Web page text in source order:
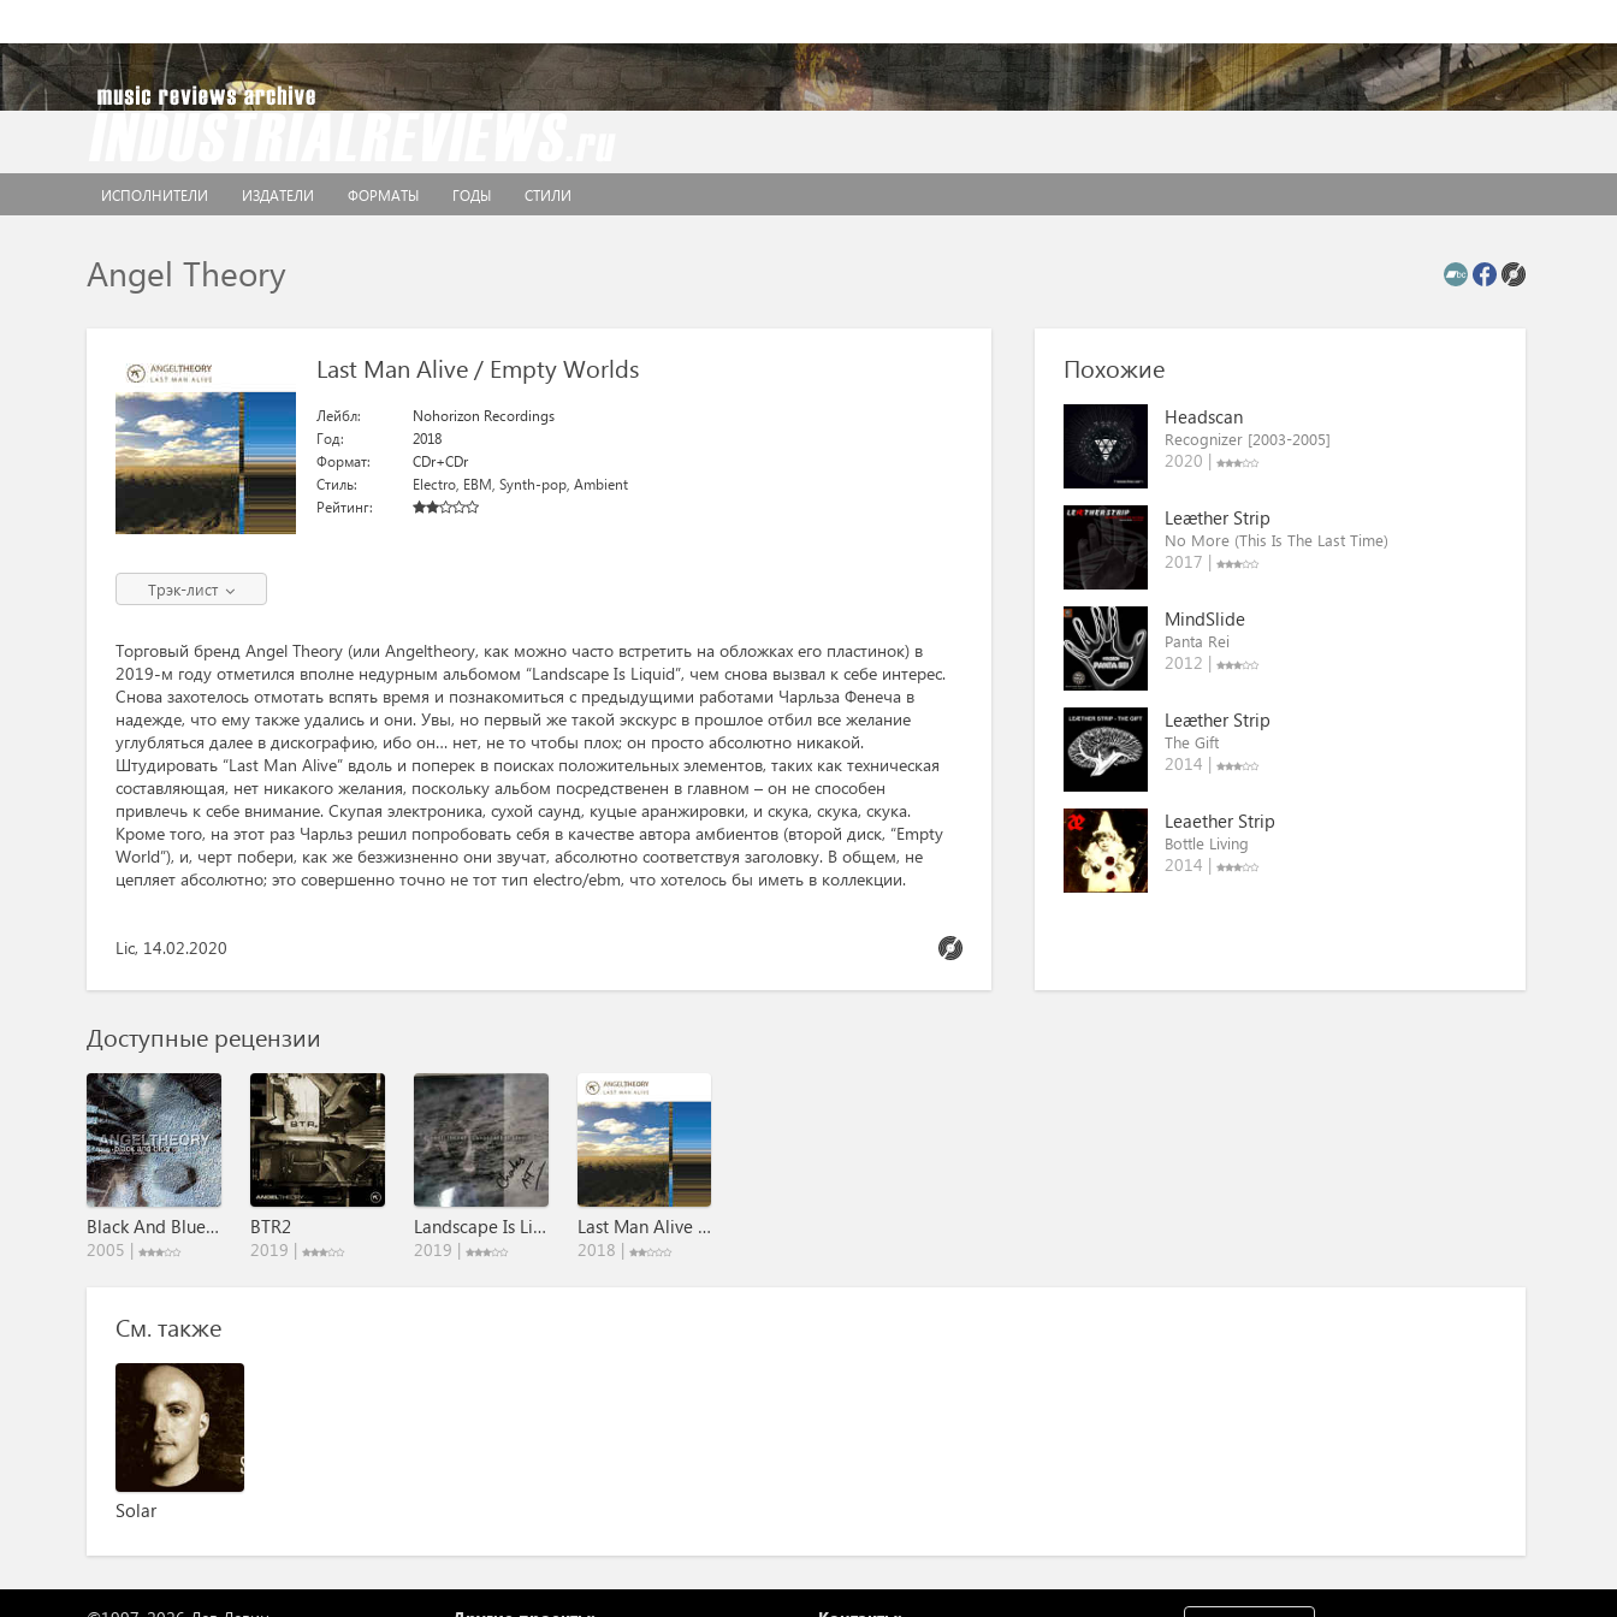
ИСПОЛНИТЕЛИ ИЗДАТЕЛИ ФОРМАТЫ ГОДЫ СТИЛИ
Angel Theory
Last Man Alive / Empty Worlds
Лейбл:
Nohorizon Recordings
Год:
2018
Формат:
CDr+CDr
Стиль:
Electro, EBM, Synth-pop, Ambient
Рейтинг:
Трэк-лист
Торговый бренд Angel Theory (или Angeltheory, как можно часто встретить на обложках его пластинок) в
2019-м году отметился вполне недурным альбомом “Landscape Is Liquid”, чем снова вызвал к себе интерес.
Снова захотелось отмотать вспять время и познакомиться с предыдущими работами Чарльза Фенеча в
надежде, что ему также удались и они. Увы, но первый же такой экскурс в прошлое отбил все желание
углубляться далее в дискографию, ибо он… нет, не то чтобы плох; он просто абсолютно никакой.
Штудировать “Last Man Alive” вдоль и поперек в поисках положительных элементов, таких как техническая
составляющая, нет никакого желания, поскольку альбом посредственен в главном – он не способен
привлечь к себе внимание. Скупая электроника, сухой саунд, куцые аранжировки, и скука, скука, скука.
Кроме того, на этот раз Чарльз решил попробовать себя в качестве автора амбиентов (второй диск, “Empty
World”), и, черт побери, как же безжизненно они звучат, абсолютно соответствуя заголовку. В общем, не
цепляет абсолютно; это совершенно точно не тот тип electro/ebm, что хотелось бы иметь в коллекции.
Lic, 14.02.2020
Похожие
Headscan
Recognizer [2003​-​2005]
2020 |
Leæther Strip
No More (This Is The Last Time)
2017 |
MindSlide
Panta Rei
2012 |
Leæther Strip
The Gift
2014 |
Leaether Strip
Bottle Living
2014 |
Доступные рецензии
Black And Blue EP
2005 |
BTR2
2019 |
Landscape Is Liquid
2019 |
Last Man Alive / Empty Worlds
2018 |
См. также
Solar